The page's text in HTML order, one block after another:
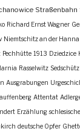
Straßenbahn
Richard Ernst Wagner
Niemtschitz an der Hanna
Pechhütte 1913 Dziedzice
Rasselwitz Sedschütz
Ausgrabungen
Attentat
Erzählung
deutsche Opfer